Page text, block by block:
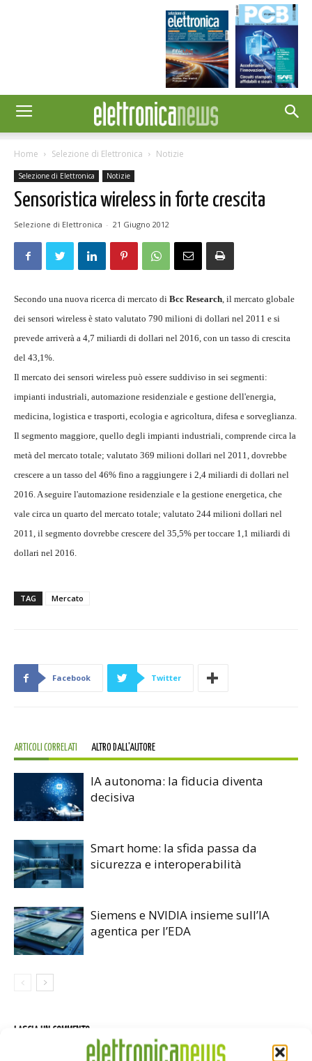
Home Selezione di Elettronica Notizie
Selezione di Elettronica Notizie
Sensoristica wireless in forte crescita
Selezione di Elettronica - 21 Giugno 2012
Secondo una nuova ricerca di mercato di Bcc Research, il mercato globale
dei sensori wireless è stato valutato 790 milioni di dollari nel 2011 e si
prevede arriverà a 4,7 miliardi di dollari nel 2016, con un tasso di crescita
del 43,1%.
Il mercato dei sensori wireless può essere suddiviso in sei segmenti:
impianti industriali, automazione residenziale e gestione dell'energia,
medicina, logistica e trasporti, ecologia e agricoltura, difesa e sorveglianza.
Il segmento maggiore, quello degli impianti industriali, comprende circa la
metà del mercato totale; valutato 369 milioni dollari nel 2011, dovrebbe
crescere a un tasso del 46% fino a raggiungere i 2,4 miliardi di dollari nel
2016. A seguire l'automazione residenziale e la gestione energetica, che
vale circa un quarto del mercato totale; valutato 244 milioni dollari nel
2011, il segmento dovrebbe crescere del 35,5% per toccare 1,1 miliardi di
dollari nel 2016.
TAG Mercato
Facebook Twitter
ARTICOLI CORRELATI ALTRO DALL'AUTORE
IA autonoma: la fiducia diventa
decisiva
Smart home: la sfida passa da
sicurezza e interoperabilità
Siemens e NVIDIA insieme sull’IA
agentica per l’EDA
LASCIA UN COMMENTO